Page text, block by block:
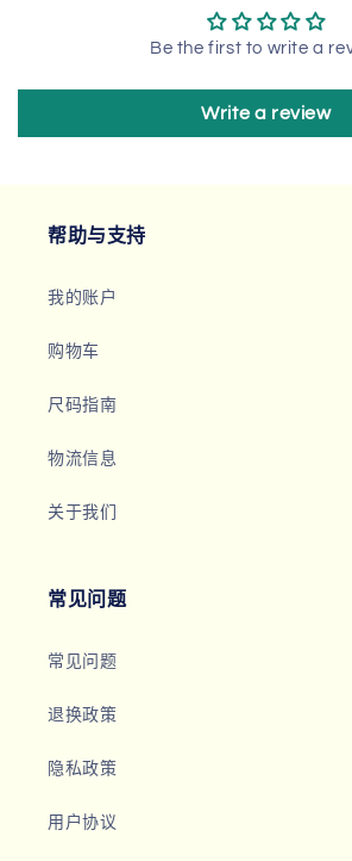
Be the first to write a
Write a review
帮助与支持
我的账户
购物车
尺码指南
物流信息
关于我们
常见问题
常见问题
退换政策
隐私政策
用户协议